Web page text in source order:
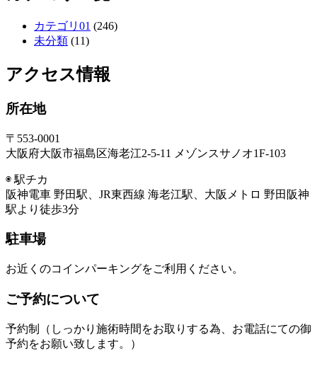
カテゴリ01 (246)
未分類 (11)
アクセス情報
所在地
〒553-0001
大阪府大阪市福島区海老江2-5-11 メゾンスサノオ1F-103
◉ 駅チカ
阪神電車 野田駅、JR東西線 海老江駅、大阪メトロ 野田阪神
駅より徒歩3分
駐車場
お近くのコインパーキングをご利用ください。
ご予約について
予約制（しっかり施術時間をお取りする為、お電話にての御
予約をお願い致します。）